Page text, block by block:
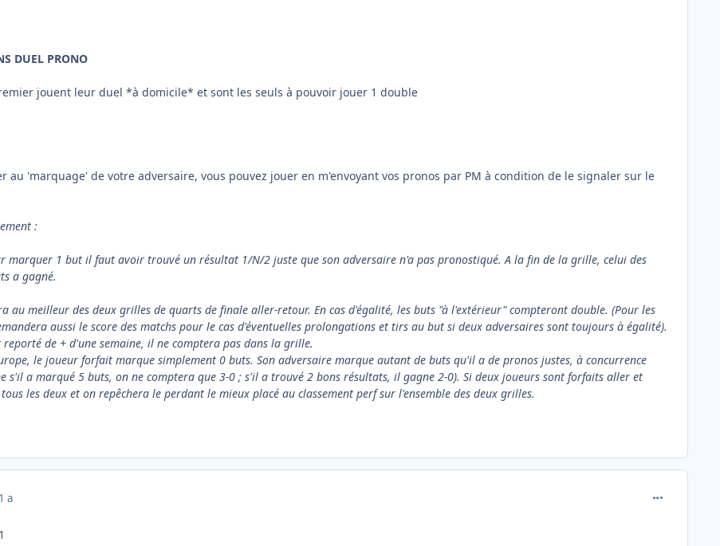
DUEL PRONO
jouent leur duel *à domicile* et sont les seuls à pouvoir jouer 1 double
au 'marquage' de votre adversaire, vous pouvez jouer en m'envoyant vos pronos par PM à condition de le signaler sur le
:
marquer 1 but il faut avoir trouvé un résultat 1/N/2 juste que son adversaire n'a pas pronostiqué. A la fin de la grille, celui des
a gagné.
au meilleur des deux grilles de quarts de finale aller-retour. En cas d'égalité, les buts "à l'extérieur" compteront double. (Pour les
aussi le score des matchs pour le cas d'éventuelles prolongations et tirs au but si deux adversaires sont toujours à égalité).
reporté de + d'une semaine, il ne comptera pas dans la grille.
le joueur forfait marque simplement 0 buts. Son adversaire marque autant de buts qu'il a de pronos justes, à concurrence
s'il a marqué 5 buts, on ne comptera que 3-0 ; s'il a trouvé 2 bons résultats, il gagne 2-0). Si deux joueurs sont forfaits aller et
les deux et on repêchera le perdant le mieux placé au classement perf sur l'ensemble des deux grilles.
a